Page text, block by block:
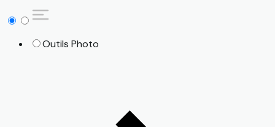
Outils Photo